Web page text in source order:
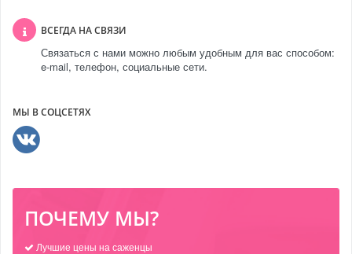
ВСЕГДА НА СВЯЗИ
Связаться с нами можно любым удобным для вас способом:
e-mail, телефон, социальные сети.
МЫ В СОЦСЕТЯХ
ПОЧЕМУ МЫ?
Лучшие цены на саженцы